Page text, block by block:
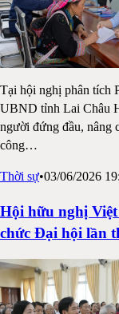
Tại hội nghị phân tích
UBND tỉnh Lai Châu
người đứng đầu, nâng
công…
Thời sự•03/06/2026
Hội hữu nghị
chức Đại hội lần